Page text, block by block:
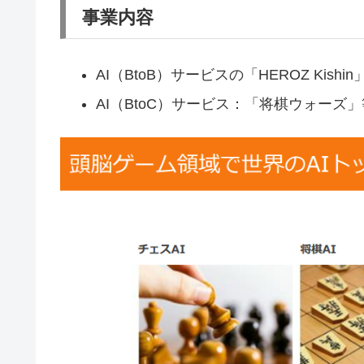
事業内容
AI（BtoB）サービスの「HEROZ Kishin
AI（BtoC）サービス：「将棋ウォーズ